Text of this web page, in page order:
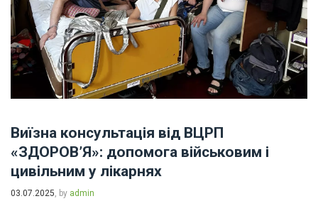
Виїзна консультація від ВЦРП
«ЗДОРОВʼЯ»: допомога військовим і
цивільним у лікарнях
03.07.2025, by admin